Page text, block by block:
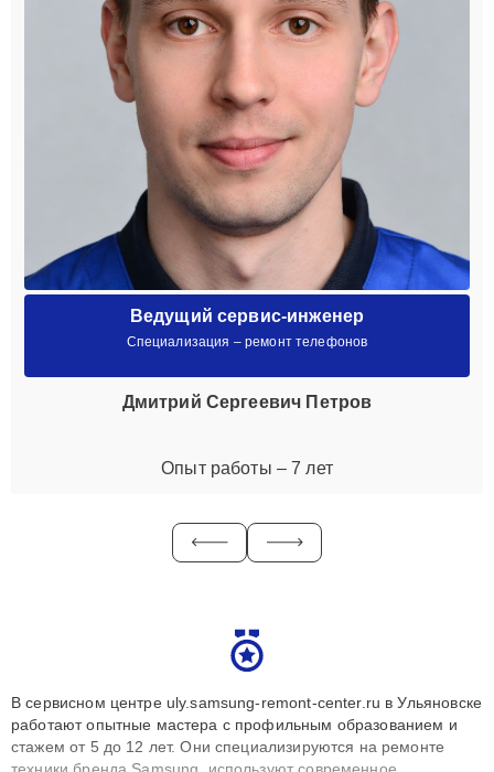
Ведущий сервис-инженер
Специализация – ремонт телефонов
Дмитрий Сергеевич Петров
Опыт работы – 7 лет
В сервисном центре uly.samsung-remont-center.ru в Ульяновске
работают опытные мастера с профильным образованием и
стажем от 5 до 12 лет. Они специализируются на ремонте
техники бренда Samsung, используют современное